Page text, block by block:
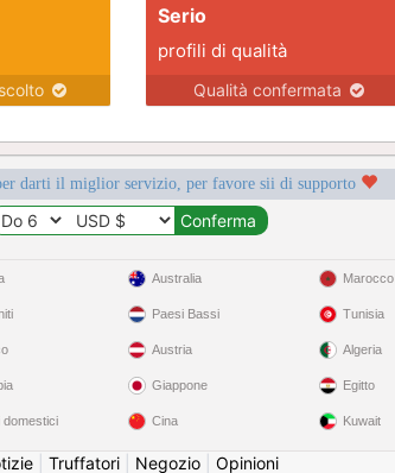
Serio
profili di qualità
Qualità confermata
darti il miglior servizio, per favore sii di supporto
domestici
Australia
Paesi Bassi
Austria
Giappone
Cina
Marocco
Tunisia
Algeria
Egitto
Kuwait
| Truffatori| Negozio| Opinioni